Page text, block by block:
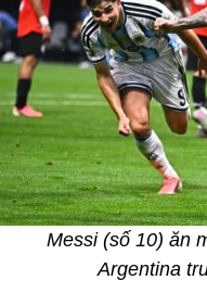
Messi (số 10) ăn
Argentina